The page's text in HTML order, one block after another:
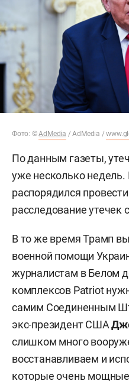
Фото: ©AdMedia / AdMedia /
По данным газеты,
уже несколько
распорядился
расследование
В то же время Трамп
военной помощи
журналистам в Белом
комплексов Patriot
самим Соединенным
экс-президент США
слишком много
восстанавливаем и
которые очень